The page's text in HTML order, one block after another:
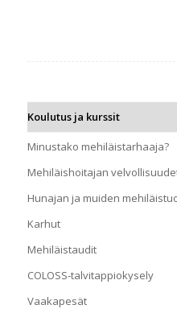
Koulutus ja kurssit
Minustako mehiläistarhaaja?
Mehiläishoitajan
Hunajan ja muiden
Karhut
Mehiläistaudit
COLOSS-talvitappiokysely
Vaakapesät